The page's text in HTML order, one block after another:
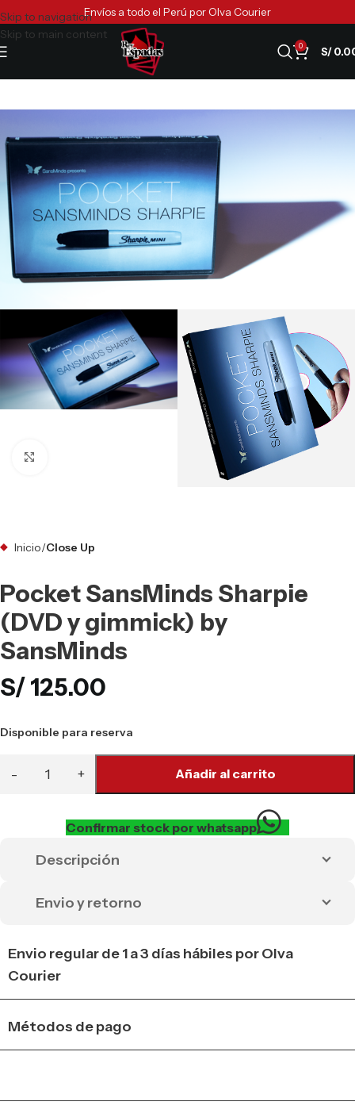
Skip to navigation
Skip to main content
Envíos a todo el Perú por Olva Courier
0 S/
Inicio Close Up
Pocket SansMinds Sharpie
(DVD y gimmick) by
SansMinds
S/125.00
Disponible para reserva
Añadir al carrito
Confirmar stock por whatsapp
Descripción
Envio y retorno
Envio regular de 1 a 3 días hábiles por Olva
Courier
Métodos de pago